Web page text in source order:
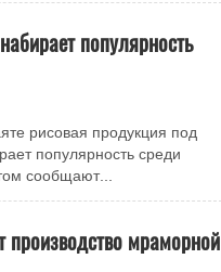
популярность
рисовая продукция под
популярность среди
сообщают...
производство мраморной